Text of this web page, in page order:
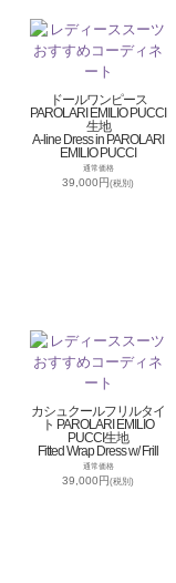
ドールワンピース
PAROLARI EMILIO PUCCI
生地
A-line Dress in PAROLARI
EMILIO PUCCI
通常価格
39,000円(税別)
カシュクールフリルタイ
ト PAROLARI EMILIO
PUCCI生地
Fitted Wrap Dress w/ Frill
通常価格
39,000円(税別)